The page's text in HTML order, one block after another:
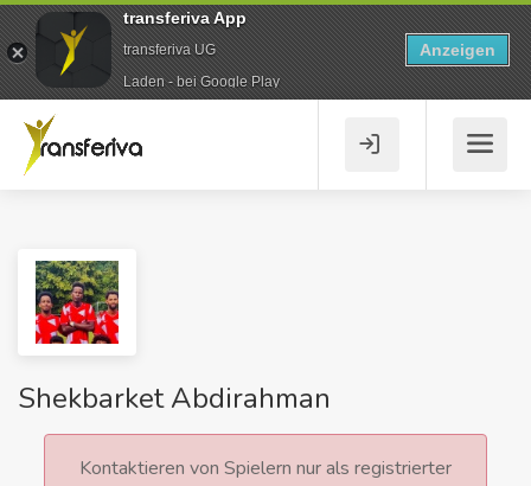
Shekbarket Abdirahman
Kontaktieren von Spielern nur als registrierter
transferiva App
transferiva UG
Laden - bei Google Play
Anzeigen